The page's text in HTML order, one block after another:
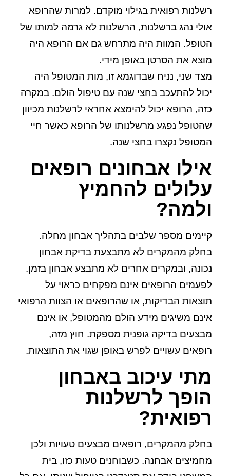
רשלנות רפואית בגילוי מוקדם. למרות שהרופא
אולי נהג ברשלנות, הרשלנות לא גרמה למותו של
הטופל. המוות היה מתרחש גם אם הרופא היה
מוצא את הסרטן באופן מידי.
מצד שני, נניח שבדוגמא זו, מות המטופל היה
יכול להתעכב בחצי שנה עם טיפול הולם. במקרה
כזה, הרופא יכול להימצא אחראי לרשלנות מכיוון
שהטופל נפגע מרשלנותו של הרופא כאשר חיי
המטופל נקצרו בחצי שנה.
אילו אבחונים רופאים
עלולים להחמיץ
ולמה?
קיימים מספר שלבים בתהליך אבחון מחלה.
בחלק מהמקרים לא מתבצעת בדיקת אבחון
נכונה, ובמקרים אחרים לא מתבצע אבחון בזמן.
לפעמים הרופאים אינם מפקחים כראוי על
תוצאות הבדיקות, או שהרופאים או הצוות הרפואי
אינם משיגים מידע הולם מהמטופל, או אינם
מבצעים בדיקה גופנית מספקת. חוץ מזה,
רופאים עשויים לפרש באופן שגוי את התוצאות.
מתי עיכוב באבחון
הופך לרשלנות
רפואית?
בחלק מהמקרים, רופאים מבצעים טעויות ולכן
מחמיצים אבחנה. כשבוחנים טעות כזו, בית